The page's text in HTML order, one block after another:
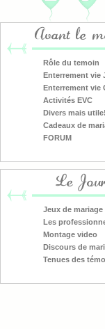
Avant le
Rôle du temoin
Enterrement vie
Enterrement vie
Activités EVC
Divers mais utile!
Cadeaux de
FORUM
Le
Jeux de mariage
Les
Montage video
Discours de
Tenues des